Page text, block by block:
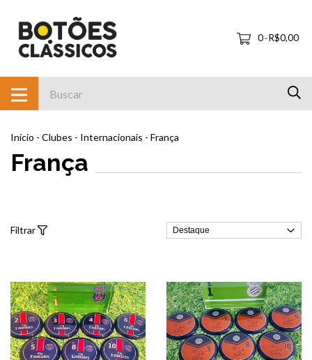
0-R$0,00
Início - Clubes - Internacionais - França
França
Filtrar